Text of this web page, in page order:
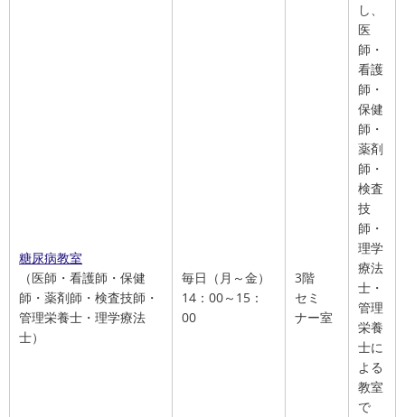
糖尿病教室
（医師・看護師・保健
師・薬剤師・検査技師・
管理栄養士・理学療法
士）
毎日（月～金）
14：00～15：
00
3階
セミ
ナー室
し、
医
師・
看護
師・
保健
師・
薬剤
師・
検査
技
師・
理学
療法
士・
管理
栄養
士に
よる
教室
で